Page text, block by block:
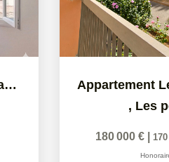
Haut de maison T3 + combles aménagés - Chateauneuf Les...
, Les
180 000 €